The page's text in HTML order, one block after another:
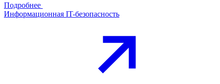
Подробнее
Информационная IT-безопасность